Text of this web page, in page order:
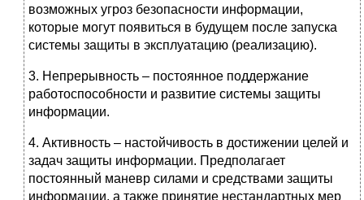
возможных угроз безопасности информации,
которые могут появиться в будущем после запуска
системы защиты в эксплуатацию (реализацию).
3. Непрерывность – постоянное поддержание
работоспособности и развитие системы защиты
информации.
4. Активность – настойчивость в достижении целей и
задач защиты информации. Предполагает
постоянный маневр силами и средствами защиты
информации, а также принятие нестандартных мер